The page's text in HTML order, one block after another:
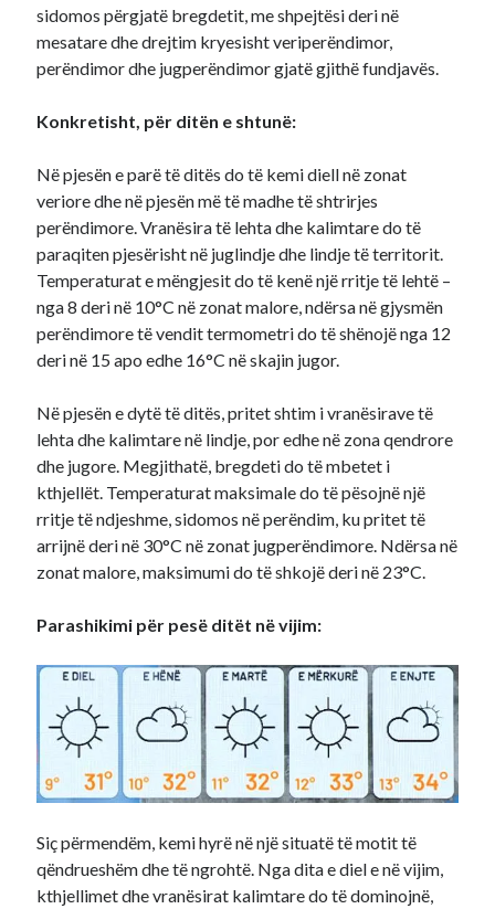
sidomos përgjatë bregdetit, me shpejtësi deri në
mesatare dhe drejtim kryesisht veriperëndimor,
perëndimor dhe jugperëndimor gjatë gjithë fundjavës.
Konkretisht, për ditën e shtunë:
Në pjesën e parë të ditës do të kemi diell në zonat
veriore dhe në pjesën më të madhe të shtrirjes
perëndimore. Vranësira të lehta dhe kalimtare do të
paraqiten pjesërisht në juglindje dhe lindje të territorit.
Temperaturat e mëngjesit do të kenë një rritje të lehtë –
nga 8 deri në 10°C në zonat malore, ndërsa në gjysmën
perëndimore të vendit termometri do të shënojë nga 12
deri në 15 apo edhe 16°C në skajin jugor.
Në pjesën e dytë të ditës, pritet shtim i vranësirave të
lehta dhe kalimtare në lindje, por edhe në zona qendrore
dhe jugore. Megjithatë, bregdeti do të mbetet i
kthjellët. Temperaturat maksimale do të pësojnë një
rritje të ndjeshme, sidomos në perëndim, ku pritet të
arrijnë deri në 30°C në zonat jugperëndimore. Ndërsa në
zonat malore, maksimumi do të shkojë deri në 23°C.
Parashikimi për pesë ditët në vijim:
Siç përmendëm, kemi hyrë në një situatë të motit të
qëndrueshëm dhe të ngrohtë. Nga dita e diel e në vijim,
kthjellimet dhe vranësirat kalimtare do të dominojnë,